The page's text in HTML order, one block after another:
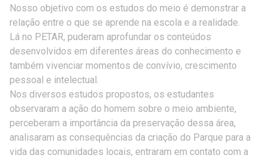
Nosso objetivo com os estudos do meio é demonstrar a
relação entre o que se aprende na escola e a realidade.
Lá no PETAR, puderam aprofundar os conteúdos
desenvolvidos em diferentes áreas do conhecimento e
também vivenciar momentos de convívio, crescimento
pessoal e intelectual.
Nos diversos estudos propostos, os estudantes
observaram a ação do homem sobre o meio ambiente,
perceberam a importância da preservação dessa área,
analisaram as consequências da criação do Parque para a
vida das comunidades locais, entraram em contato com a